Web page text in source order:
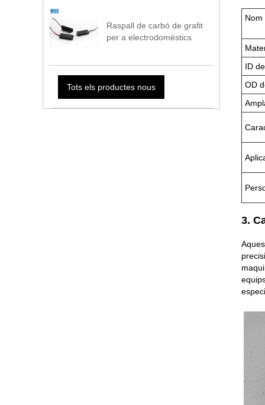
Raspall de carbó de grafit
per a electrodomèstics
Tots els productes nous
Nom
ID
OD
3.